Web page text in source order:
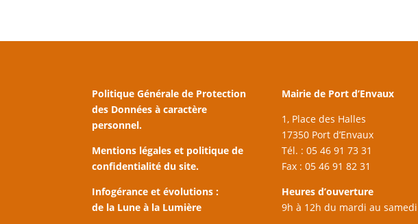
Politique Générale de Protection
des Données à caractère
personnel.
Mentions légales et politique de
confidentialité du site.
Infogérance et évolutions :
de la Lune à la Lumière
Mairie de Port d’Envaux
1, Place des Halles
17350 Port d’Envaux
Tél. : 05 46 91 73 31
Fax : 05 46 91 82 31
Heures d’ouverture
9h à 12h du mardi au samedi